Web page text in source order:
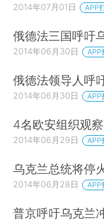
2014年07月01日 APP
俄德法三国呼吁
2014年06月30日 APP
俄德法领导人呼
2014年06月30日 APP
4名欧安组织观
2014年06月29日 APP
乌克兰总统将停
2014年06月28日 APP
普京呼吁乌克兰